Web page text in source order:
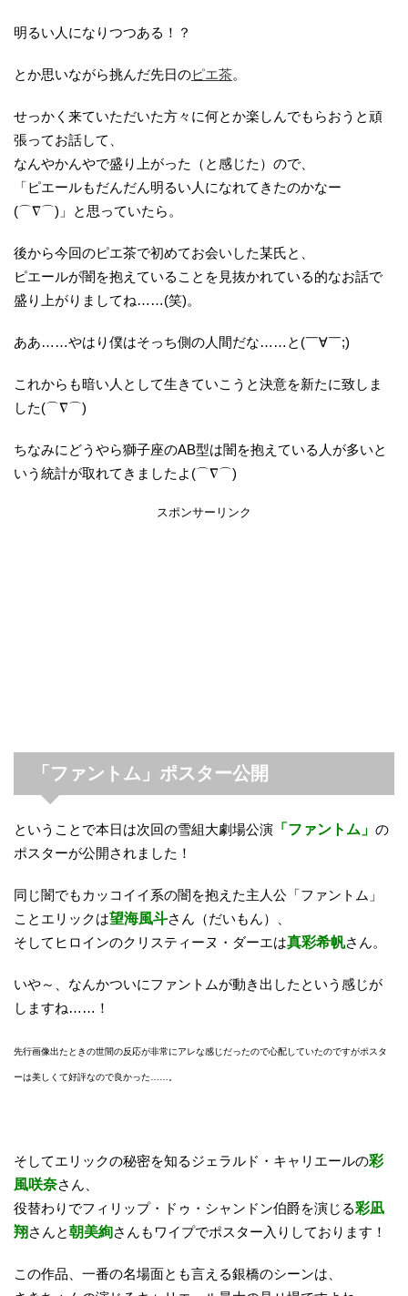
明るい人になりつつある！？
とか思いながら挑んだ先日のピエ茶。
せっかく来ていただいた方々に何とか楽しんでもらおうと頑
張ってお話して、
なんやかんやで盛り上がった（と感じた）ので、
「ピエールもだんだん明るい人になれてきたのかなー
(⌒∇⌒)」と思っていたら。
後から今回のピエ茶で初めてお会いした某氏と、
ピエールが闇を抱えていることを見抜かれている的なお話で
盛り上がりましてね……(笑)。
ああ……やはり僕はそっち側の人間だな……と(￣∀￣;)
これからも暗い人として生きていこうと決意を新たに致しま
した(⌒∇⌒)
ちなみにどうやら獅子座のAB型は闇を抱えている人が多いと
いう統計が取れてきましたよ(⌒∇⌒)
スポンサーリンク
「ファントム」ポスター公開
ということで本日は次回の雪組大劇場公演 「ファントム」 の
ポスターが公開されました！
同じ闇でもカッコイイ系の闇を抱えた主人公「ファントム」
ことエリックは望海風斗さん（だいもん）、
そしてヒロインのクリスティーヌ・ダーエは真彩希帆さん。
いや～、なんかついにファントムが動き出したという感じが
しますね……！
先行画像出たときの世間の反応が非常にアレな感じだったので心配していたのですがポスタ
ーは美しくて好評なので良かった……。
そしてエリックの秘密を知るジェラルド・キャリエールの彩
風咲奈さん、
役替わりでフィリップ・ドゥ・シャンドン伯爵を演じる彩凪
翔 さんと朝美絢さんもワイプでポスター入りしております！
この作品、一番の名場面とも言える銀橋のシーンは、